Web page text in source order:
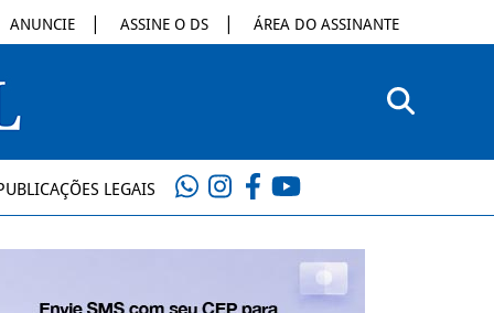
ANUNCIE ASSINE O DS ÁREA DO ASSINANTE
LEGAIS